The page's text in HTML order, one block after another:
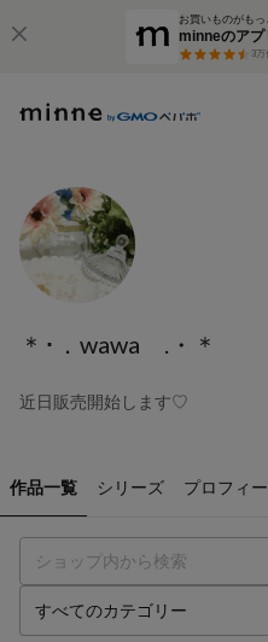
お買いものがも
minneのアプ
3万
＊･．wawa .・＊
近日販売開始します♡
作品一覧 シリーズ プロフィ